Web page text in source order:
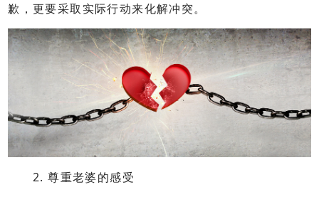
歉，更要采取实际行动来化解冲突。
2. 尊重老婆的感受